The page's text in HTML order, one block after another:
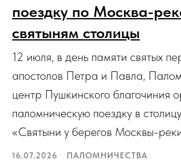
поездку по Москва-
святыням столицы
12 июля, в день памяти святых
апостолов Петра и Павла,
центр Пушкинского благочиния
паломническую поездку в
«Святыни у берегов Москвы-
16.07.2026 ПАЛОМНИЧЕСТВА